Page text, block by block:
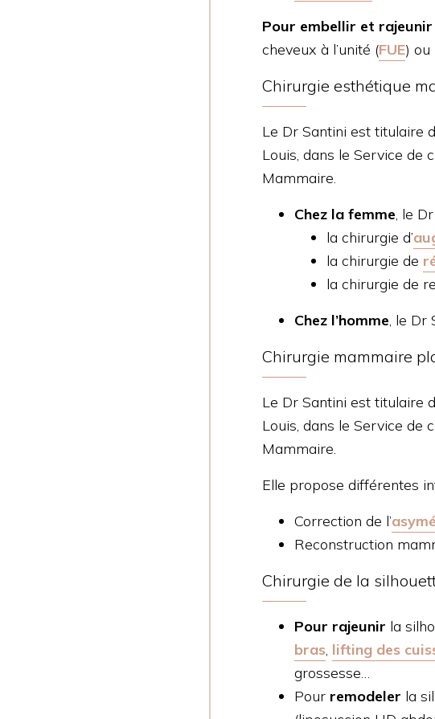
Pour embellir et
cheveux à l’unité (FUE) ou
Chirurgie esthétique
Le Dr Santini est titulaire
Louis, dans le Service de
Mammaire.
Chez la femme, le
la chirurgie d’
la chirurgie de
la chirurgie de
Chez l’homme, le Dr
Chirurgie mammaire
Le Dr Santini est titulaire
Louis, dans le Service de
Mammaire.
Elle propose différentes
Correction de l’
Reconstruction
Chirurgie de la
Pour rajeunir la
bras, lifting des
grossesse…
Pour remodeler la